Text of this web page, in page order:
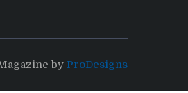
by ProDesigns